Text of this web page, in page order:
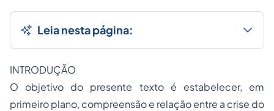
Leia nesta página:
INTRODUÇÃO
O objetivo do presente texto é estabelecer, em
primeiro plano, compreensão e relação entre a crise do